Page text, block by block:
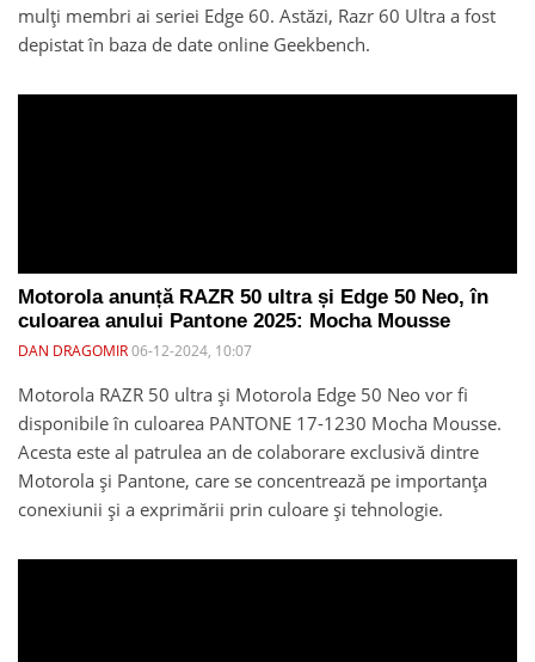
mulți membri ai seriei Edge 60. Astăzi, Razr 60 Ultra a fost
depistat în baza de date online Geekbench.
Motorola anunță RAZR 50 ultra și Edge 50 Neo, în
culoarea anului Pantone 2025: Mocha Mousse
DAN DRAGOMIR06-12-2024, 10:07
Motorola RAZR 50 ultra și Motorola Edge 50 Neo vor fi
disponibile în culoarea PANTONE 17-1230 Mocha Mousse.
Acesta este al patrulea an de colaborare exclusivă dintre
Motorola și Pantone, care se concentrează pe importanța
conexiunii și a exprimării prin culoare și tehnologie.